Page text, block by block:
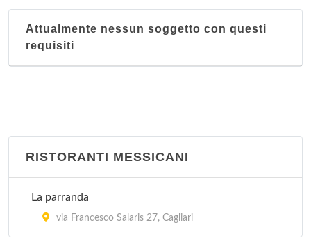
Attualmente nessun soggetto con questi
requisiti
RISTORANTI MESSICANI
La parranda
via Francesco Salaris 27, Cagliari